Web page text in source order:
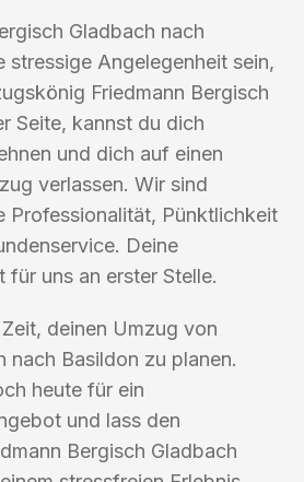
Gladbach nach
stressige Angelegenheit sein,
Friedmann Bergisch
Seite, kannst du dich
und dich auf einen
verlassen. Wir sind
Professionalität, Pünktlichkeit
Deine
für uns an erster Stelle.
deinen Umzug von
nach Basildon zu planen.
heute für ein
und lass den
Bergisch Gladbach